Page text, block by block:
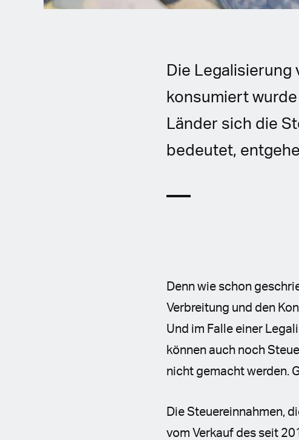
Die Legalisierung
konsumiert
Länder sich die
bedeutet,
Denn wie schon
Verbreitung und den
Und im Falle einer
können auch noch
nicht gemacht werden.
Die Steuereinnahmen,
vom Verkauf des seit